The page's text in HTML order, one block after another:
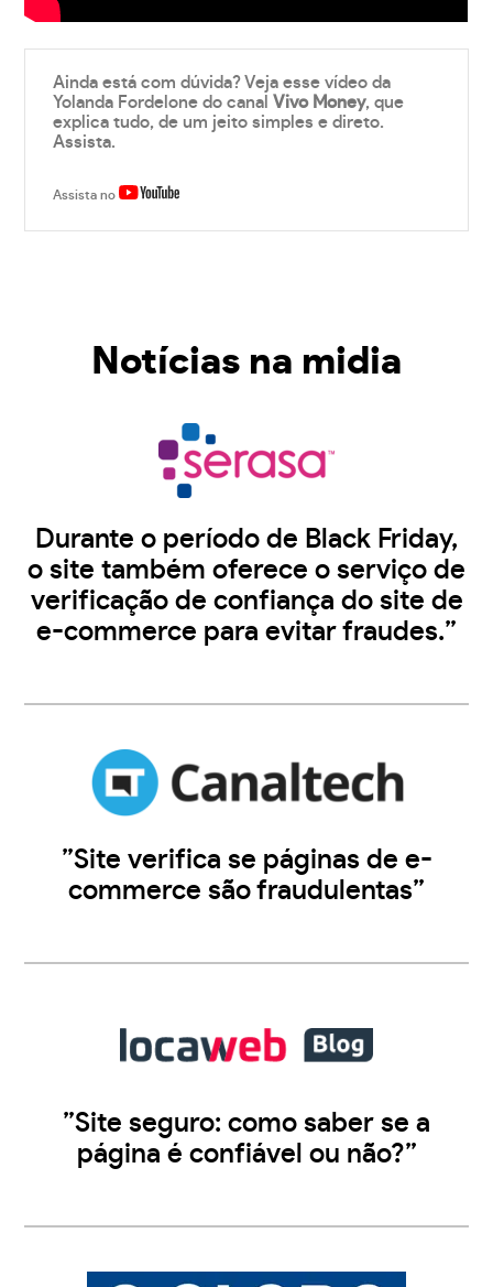
Ainda está com dúvida? Veja esse vídeo da
Yolanda Fordelone do canalVivo Money, que
explica tudo, de um jeito simples e direto.
Assista.
Assista no
Notícias na midia
Durante o período de Black Friday,
o site também oferece o serviço de
verificação de confiança do site de
e-commerce para evitar fraudes.”
”Site verifica se páginas de e-
commerce são fraudulentas”
”Site seguro: como saber se a
página é confiável ou não?”